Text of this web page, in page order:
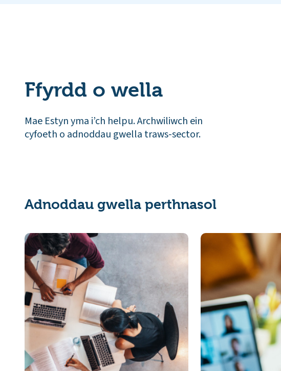
Ffyrdd o wella
Mae Estyn yma i’ch helpu. Archwiliwch ein
cyfoeth o adnoddau gwella traws-sector.
Adnoddau gwella perthnasol